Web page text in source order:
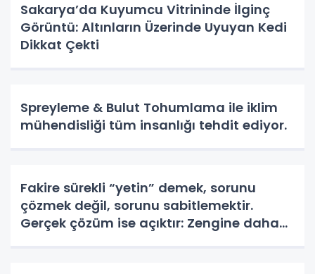
Sakarya’da Kuyumcu Vitrininde İlginç
Görüntü: Altınların Üzerinde Uyuyan Kedi
Dikkat Çekti
Spreyleme & Bulut Tohumlama ile iklim
mühendisliği tüm insanlığı tehdit ediyor.
Fakire sürekli “yetin” demek, sorunu
çözmek değil, sorunu sabitlemektir.
Gerçek çözüm ise açıktır: Zengine daha